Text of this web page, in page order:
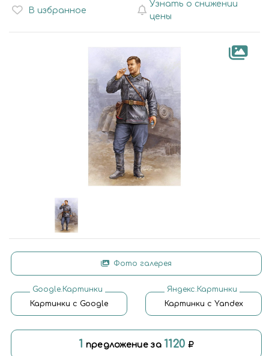
В избранное
Узнать о снижении
цены
Фото галерея
Google.Картинки
Картинки с Google
Яндекс.Картинки
Картинки с Yandex
1 предложение за 1120